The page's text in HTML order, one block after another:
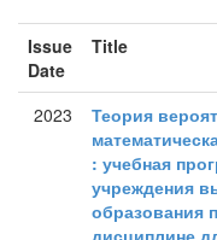
Issue
Date
Title
2023
Теория
: учебная
учреждения
образования
дисциплине